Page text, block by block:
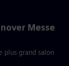
Messe
plus grand salon